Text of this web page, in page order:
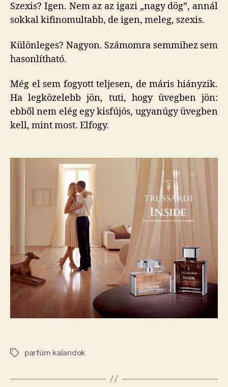
Szexis? Igen. Nem az az igazi „nagy dög”, annál
sokkal kifinomultabb, de igen, meleg, szexis.
Különleges? Nagyon. Számomra semmihez sem
hasonlítható.
Még el sem fogyott teljesen, de máris hiányzik.
Ha legközelebb jön, tuti, hogy üvegben jön:
ebből nem elég egy kisfújós, ugyanúgy üvegben
kell, mint most. Elfogy.
Címkékparfüm kalandok